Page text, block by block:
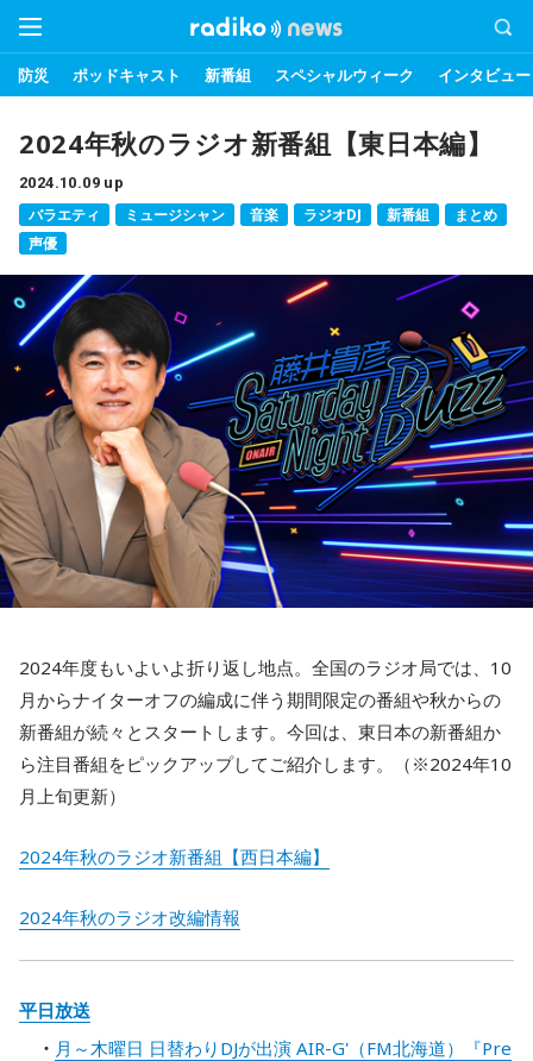
防災 ポッドキャスト 新番組 スペシャルウィーク インタビュー
2024年秋のラジオ新番組【東日本編】
2024.10.09 up
バラエティ ミュージシャン 音楽 ラジオDJ 新番組
まとめ
声優
2024年度もいよいよ折り返し地点。全国のラジオ局では、10
月からナイターオフの編成に伴う期間限定の番組や秋からの
新番組が続々とスタートします。今回は、東日本の新番組か
ら注目番組をピックアップしてご紹介します。（※2024年10
月上旬更新）
2024年秋のラジオ新番組【西日本編】
2024年秋のラジオ改編情報
平日放送
月～木曜日 日替わりDJが出演 AIR-G'（FM北海道）『Pre